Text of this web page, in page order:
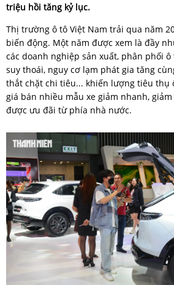
triệu hồi tăng kỷ lục.
Thị trường ô tô Việt Nam trải qua năm
biến động. Một năm được xem là đầy
các doanh nghiệp sản xuất, phân phối
suy thoái, nguy cơ lạm phát gia tăng
thắt chặt chi tiêu... khiến lượng tiêu thụ
giá bán nhiều mẫu xe giảm nhanh,
được ưu đãi từ phía nhà nước.